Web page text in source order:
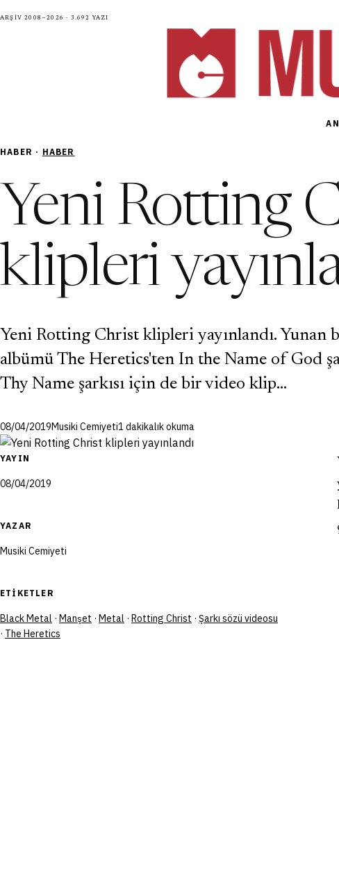
Arşiv 2008—2026 · 3.692 yazı
HABER · HABER
Yeni Rotting
klipleri
Yeni Rotting Christ klipleri yayınlandı.
albümü The Heretics'ten In the Name of God
Thy Name şarkısı için de bir video klip…
08/04/2019Musiki Cemiyeti1 dakikalık okuma
YAYIN
08/04/2019
YAZAR
Musiki Cemiyeti
ETIKETLER
Black Metal · Manşet · Metal · Rotting Christ · Şarkı sözü videosu
· The Heretics